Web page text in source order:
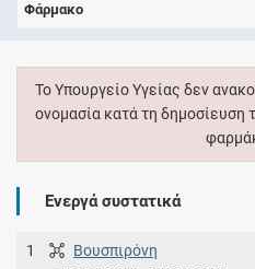
Φάρμακο
Το Υπουργείο Υγείας δεν
ονομασία κατά τη δημοσίευση
Ενεργά συστατικά
1 Βουσπιρόνη